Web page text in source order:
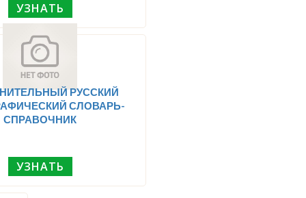
УЗНАТЬ
РУССКИЙ
СЛОВАРЬ-
СПРАВОЧНИК
УЗНАТЬ